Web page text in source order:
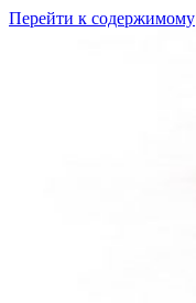
Перейти к содержимому